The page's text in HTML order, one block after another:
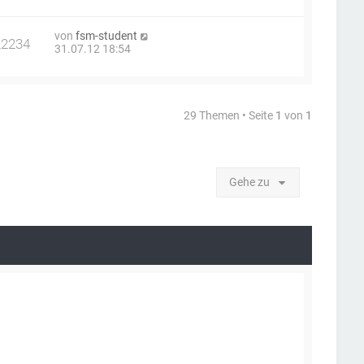
vonfsm-student
31.07.12 18:54
29 Themen • Seite 1 von 1
Gehe zu